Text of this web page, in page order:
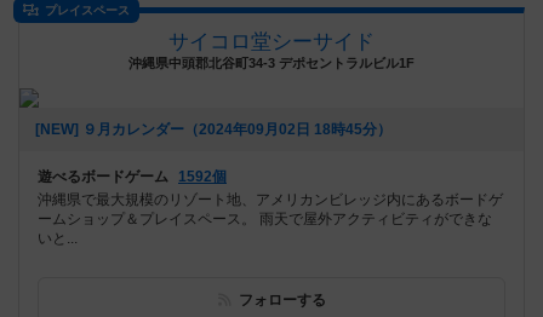
プレイスペース
サイコロ堂シーサイド
沖縄県中頭郡北谷町34-3 デポセントラルビル1F
[NEW] ９月カレンダー（2024年09月02日 18時45分）
遊べるボードゲーム
1592個
沖縄県で最大規模のリゾート地、アメリカンビレッジ内にあるボードゲ
ームショップ＆プレイスペース。 雨天で屋外アクティビティができな
いと...
フォローする